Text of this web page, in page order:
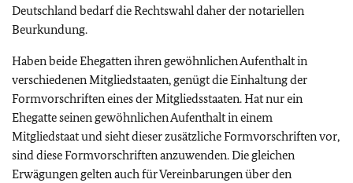
Deutschland bedarf die Rechtswahl daher der notariellen
Beurkundung.
Haben beide Ehegatten ihren gewöhnlichen Aufenthalt in
verschiedenen Mitgliedstaaten, genügt die Einhaltung der
Formvorschriften eines der Mitgliedsstaaten. Hat nur ein
Ehegatte seinen gewöhnlichen Aufenthalt in einem
Mitgliedstaat und sieht dieser zusätzliche Formvorschriften vor,
sind diese Formvorschriften anzuwenden. Die gleichen
Erwägungen gelten auch für Vereinbarungen über den